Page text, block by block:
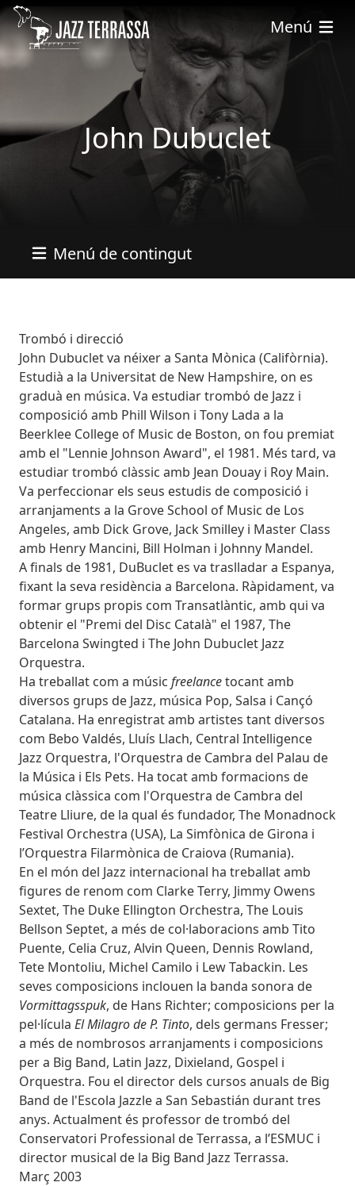
Pasar al contenido principal
Menú
John Dubuclet
Menú de contingut
Bio
Trombó i direcció
John Dubuclet va néixer a Santa Mònica (Califòrnia).
Estudià a la Universitat de New Hampshire, on es
graduà en música. Va estudiar trombó de Jazz i
composició amb Phill Wilson i Tony Lada a la
Beerklee College of Music de Boston, on fou premiat
amb el "Lennie Johnson Award", el 1981. Més tard, va
estudiar trombó clàssic amb Jean Douay i Roy Main.
Va perfeccionar els seus estudis de composició i
arranjaments a la Grove School of Music de Los
Angeles, amb Dick Grove, Jack Smilley i Master Class
amb Henry Mancini, Bill Holman i Johnny Mandel.
A finals de 1981, DuBuclet es va traslladar a Espanya,
fixant la seva residència a Barcelona. Ràpidament, va
formar grups propis com Transatlàntic, amb qui va
obtenir el "Premi del Disc Català" el 1987, The
Barcelona Swingted i The John Dubuclet Jazz
Orquestra.
Ha treballat com a músic freelancetocant amb
diversos grups de Jazz, música Pop, Salsa i Cançó
Catalana. Ha enregistrat amb artistes tant diversos
com Bebo Valdés, Lluís Llach, Central Intelligence
Jazz Orquestra, l'Orquestra de Cambra del Palau de
la Música i Els Pets. Ha tocat amb formacions de
música clàssica com l'Orquestra de Cambra del
Teatre Lliure, de la qual és fundador, The Monadnock
Festival Orchestra (USA), La Simfònica de Girona i
l’Orquestra Filarmònica de Craiova (Rumania).
En el món del Jazz internacional ha treballat amb
figures de renom com Clarke Terry, Jimmy Owens
Sextet, The Duke Ellington Orchestra, The Louis
Bellson Septet, a més de col·laboracions amb Tito
Puente, Celia Cruz, Alvin Queen, Dennis Rowland,
Tete Montoliu, Michel Camilo i Lew Tabackin. Les
seves composicions inclouen la banda sonora de
Vormittagsspuk, de Hans Richter; composicions per la
pel·lícula El Milagro de P. Tinto, dels germans Fresser;
a més de nombrosos arranjaments i composicions
per a Big Band, Latin Jazz, Dixieland, Gospel i
Orquestra. Fou el director dels cursos anuals de Big
Band de l'Escola Jazzle a San Sebastián durant tres
anys. Actualment és professor de trombó del
Conservatori Professional de Terrassa, a l’ESMUC i
director musical de la Big Band Jazz Terrassa.
Març 2003